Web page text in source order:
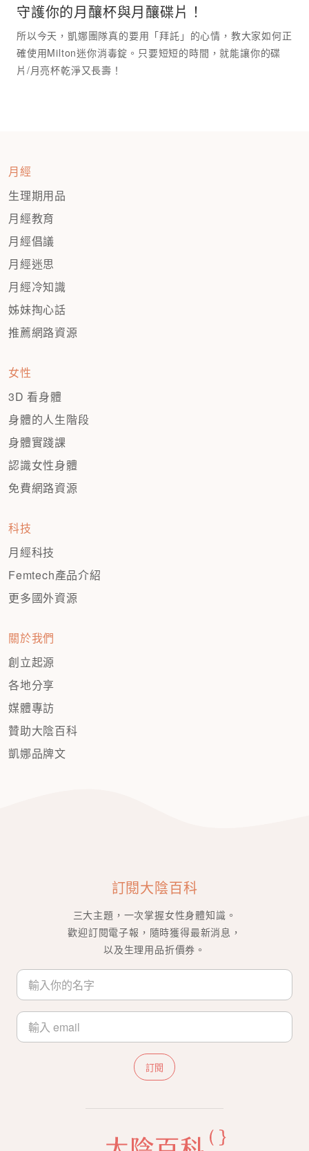
守護你的月釀杯與月釀碟片！
所以今天，凱娜團隊真的要用「拜託」的心情，教大家如何正
確使用Milton迷你消毒錠。只要短短的時間，就能讓你的碟
月經
生理期用品
月經教育
月經倡議
月經迷思
月經冷知識
姊妹掏心話
推薦網路資源
女性
3D 看身體
身體的人生階段
身體實踐課
認識女性身體
免費網路資源
科技
月經科技
Femtech產品介紹
更多國外資源
關於我們
創立起源
各地分享
媒體專訪
贊助大陰百科
凱娜品牌文
訂閱大陰百科
三大主題，一次掌握女性身體知識。
歡迎訂閱電子報，隨時獲得最新消息，
以及生理用品折價券。
訂閱